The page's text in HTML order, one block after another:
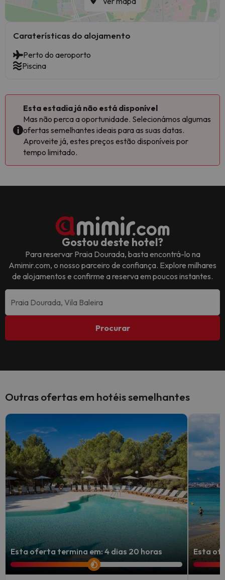
Caraterísticas do alojamento
Perto do aeroporto
Piscina
Esta estadia já não está disponível
Mas não perca a oportunidade. Selecionámos algumas
ofertas semelhantes ideais para as suas datas.
Aproveite já, estes preços estão disponíveis por
tempo limitado.
Gostou deste hotel?
Para reservar Praia Dourada, basta encontrá-lo na
Amimir.com, o nosso parceiro de confiança. Explore milhares
de alojamentos e confirme a reserva em poucos instantes.
Procurar
Outras ofertas em hotéis semelhantes
Esta oferta termina em: 4 dias 20 horas Esta